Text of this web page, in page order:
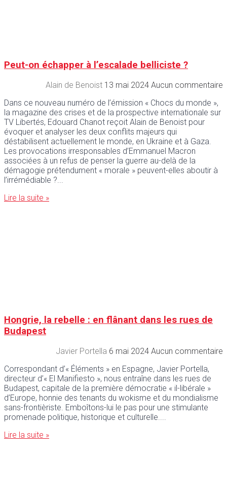
Peut-on échapper à l’escalade belliciste ?
Alain de Benoist 13 mai 2024 Aucun commentaire
Dans ce nouveau numéro de l’émission « Chocs du monde »,
la magazine des crises et de la prospective internationale sur
TV Libertés, Edouard Chanot reçoit Alain de Benoist pour
évoquer et analyser les deux conflits majeurs qui
déstabilisent actuellement le monde, en Ukraine et à Gaza.
Les provocations irresponsables d’Emmanuel Macron
associées à un refus de penser la guerre au-delà de la
démagogie prétendument « morale » peuvent-elles aboutir à
l’irrémédiable ?
Lire la suite »
Hongrie, la rebelle : en flânant dans les rues de
Budapest
Javier Portella 6 mai 2024 Aucun commentaire
Correspondant d’« Éléments » en Espagne, Javier Portella,
directeur d’« El Manifiesto », nous entraîne dans les rues de
Budapest, capitale de la première démocratie « il-libérale »
d’Europe, honnie des tenants du wokisme et du mondialisme
sans-frontièriste. Emboîtons-lui le pas pour une stimulante
promenade politique, historique et culturelle.
Lire la suite »